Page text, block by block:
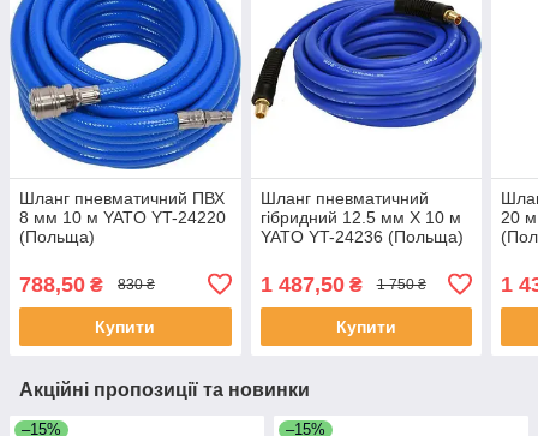
Шланг пневматичний ПВХ
8 мм 10 м YATO YT-24220
(Польща)
788,50 ₴ 830 ₴
Купити
Шланг пневматичний
гібридний 12.5 мм X 10 м
YATO YT-24236 (Польща)
1 487,50₴ 1 750 ₴
Купити
20
1
Акційні пропозиції та новинки
–15% –15%